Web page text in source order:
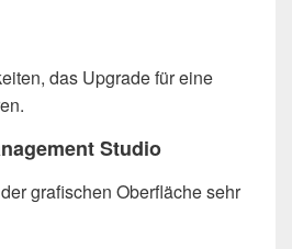
das Upgrade für eine
Studio
grafischen Oberfläche sehr